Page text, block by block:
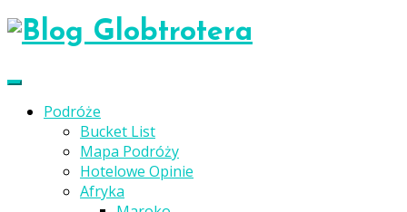
Podróże
Bucket List
Mapa Podróży
Hotelowe Opinie
Afryka